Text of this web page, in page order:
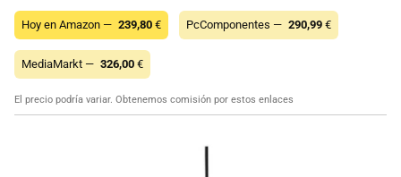
Hoy en Amazon — 239,80 € PcComponentes — 290,99 €
MediaMarkt — 326,00 €
El precio podría variar. Obtenemos comisión por estos enlaces